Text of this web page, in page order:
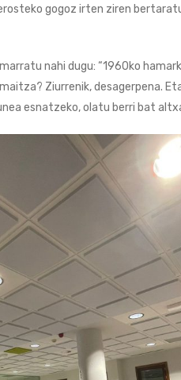
gogoz irten ziren
nahi dugu: “1960ko
Ziurrenik, desagerpena.
esnatzeko, olatu berri bat